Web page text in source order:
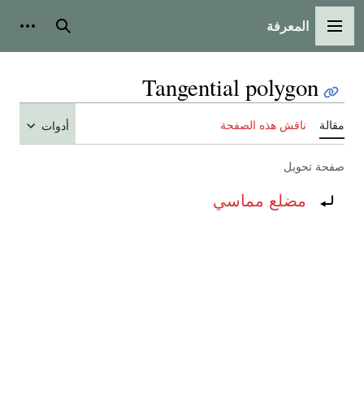
القائمة الرئيسية
المعرفة بحث
Tangential polygon
مقالة ناقش هذه الصفحة أدوات
صفحة تحويل
تحويل إلى:مضلع مماسي